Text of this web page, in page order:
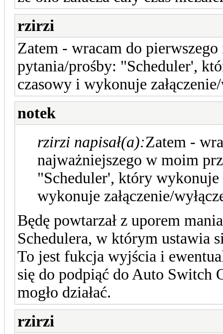
rzirzi
Zatem - wracam do
pytania/prośby: "Scheduler',
czasowy i wykonuje
notek
rzirzi napisał(a):Zatem -
najważniejszego w moim
"Scheduler', który wykonuje
wykonuje załączenie/
Będę powtarzał z uporem
Schedulera, w którym ustawia
To jest fukcja wyjścia i
się do podpiąć do Auto Switch
mogło działać.
rzirzi